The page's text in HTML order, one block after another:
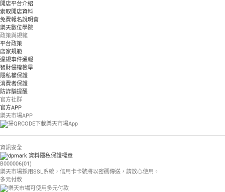
開店平台介紹
索取開店資料
免費報名說明會
樂天數位學院
政策與規範
平台政策
店家規範
違規事件通報
智財侵權檢舉
隱私權保護
消費者保護
防詐騙提醒
官方社群
官方APP
樂天市場APP
資訊安全
B000006(01)
樂天市場採用SSL系統，信用卡卡號將以密碼傳送，請放心使用。
多元付款